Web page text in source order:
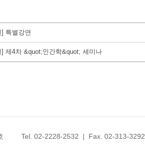
특별강연
제4차 &quot;인간학&quot; 세미나
호 Tel. 02-2228-2532 | Fax. 02-313-3292